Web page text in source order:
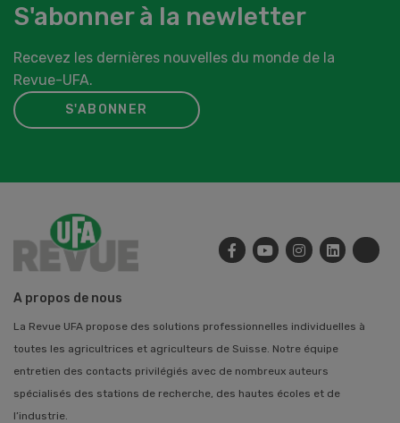
S'abonner à la newletter
Recevez les dernières nouvelles du monde de la
Revue-UFA.
S'ABONNER
A propos de nous
La Revue UFA propose des solutions professionnelles individuelles à
toutes les agricultrices et agriculteurs de Suisse. Notre équipe
entretien des contacts privilégiés avec de nombreux auteurs
spécialisés des stations de recherche, des hautes écoles et de
l’industrie.